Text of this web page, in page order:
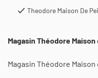
Theodore Maison De
Magasin Théodore Maison
Magasin Théodore Maison